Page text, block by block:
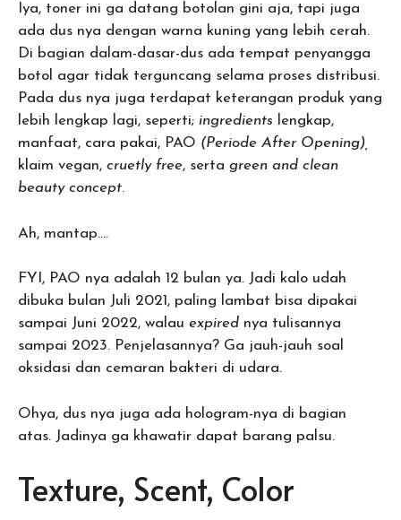
Iya, toner ini ga datang botolan gini aja, tapi juga
ada dus nya dengan warna kuning yang lebih cerah.
Di bagian dalam-dasar-dus ada tempat penyangga
botol agar tidak terguncang selama proses distribusi.
Pada dus nya juga terdapat keterangan produk yang
lebih lengkap lagi, seperti; ingredients lengkap,
manfaat, cara pakai, PAO (Periode After Opening),
klaim vegan, cruetly free, serta green and clean
beauty concept.
Ah, mantap….
FYI, PAO nya adalah 12 bulan ya. Jadi kalo udah
dibuka bulan Juli 2021, paling lambat bisa dipakai
sampai Juni 2022, walau expired nya tulisannya
sampai 2023. Penjelasannya? Ga jauh-jauh soal
oksidasi dan cemaran bakteri di udara.
Ohya, dus nya juga ada hologram-nya di bagian
atas. Jadinya ga khawatir dapat barang palsu.
Texture, Scent, Color